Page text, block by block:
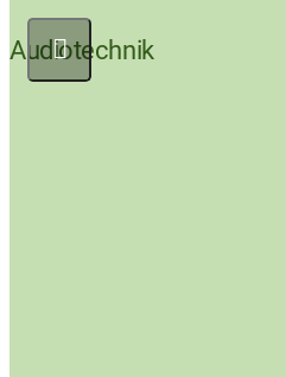
Audiotechnik